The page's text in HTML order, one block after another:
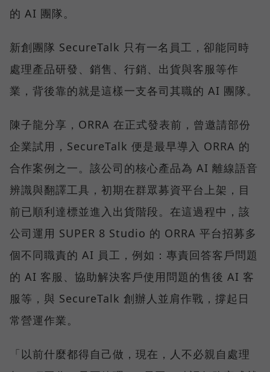
的 AI 團隊。
新創團隊 SecureTalk 只有一名員工，卻能同時
處理產品研發、銷售、行銷、出貨與客服等作
業，背後靠的就是這樣一支各司其職的 AI 團隊。
陳子龍分享，ORRA 在正式發表前，曾邀請部份
企業試用，SecureTalk 便是最早導入 ORRA 的
合作案例之一。該公司的核心產品為 AI 離線語音
辨識與翻譯工具，初期在群眾募資平台上架，目
前已順利達標並進入出貨階段。在這過程中，該
公司運用 SUPER 8 Studio 的 ORRA 平台招募多
個不同職責的 AI 員工，例如：專責回答客戶問題
的 AI 客服、協助解決客戶使用問題的售後 AI 客
服等，與 SecureTalk 創辦人並肩作戰，撐起日
常營運作業。
「以前什麼都得自己做，現在，人不必親自處理